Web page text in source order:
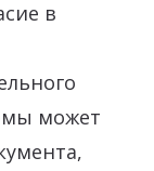
в
может